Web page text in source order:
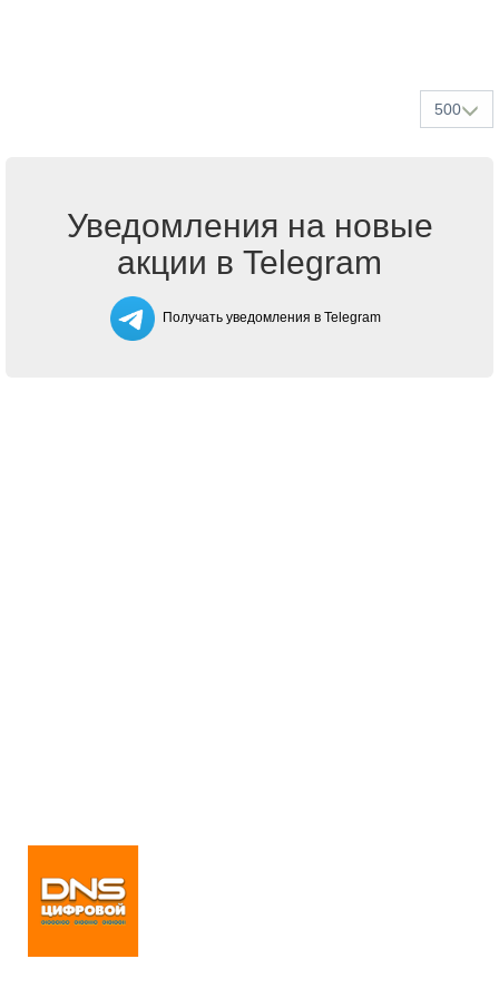
500
Уведомления на новые
акции в Telegram
Получать уведомления в Telegram